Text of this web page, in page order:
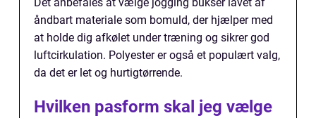
åndbart materiale som bomuld, der hjælper med
at holde dig afkølet under træning og sikrer god
luftcirkulation. Polyester er også et populært valg,
da det er let og hurtigtørrende.
Hvilken pasform skal jeg vælge